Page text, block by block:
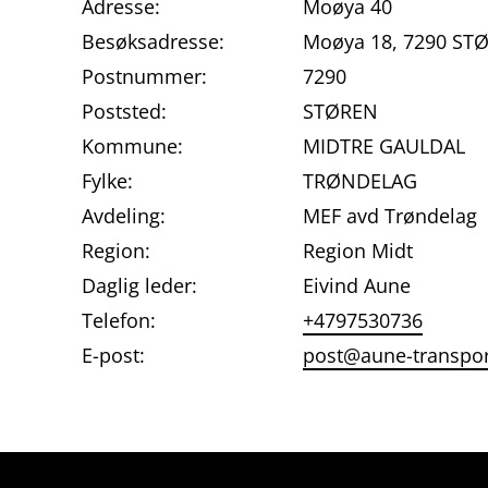
Adresse:
Moøya 40
Besøksadresse:
Moøya 18, 7290
Postnummer:
7290
Poststed:
STØREN
Kommune:
MIDTRE GAULDAL
Fylke:
TRØNDELAG
Avdeling:
MEF avd Trøndelag
Region:
Region Midt
Daglig leder:
Eivind Aune
Telefon:
+4797530736
E-post:
post@aune-